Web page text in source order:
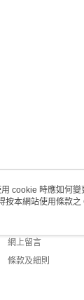
客戶服務
網上留言
條款及細則
cookie 時應如何變
按本網站使用條款